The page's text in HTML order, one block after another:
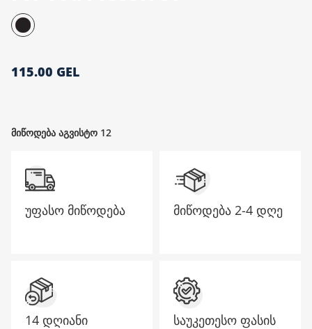
115.00 GEL
მიწოდება აგვისტო 12
უფასო მიწოდება
14 დღიანი
მიწოდება 2-4 დღე
საუკეთესო ფასის